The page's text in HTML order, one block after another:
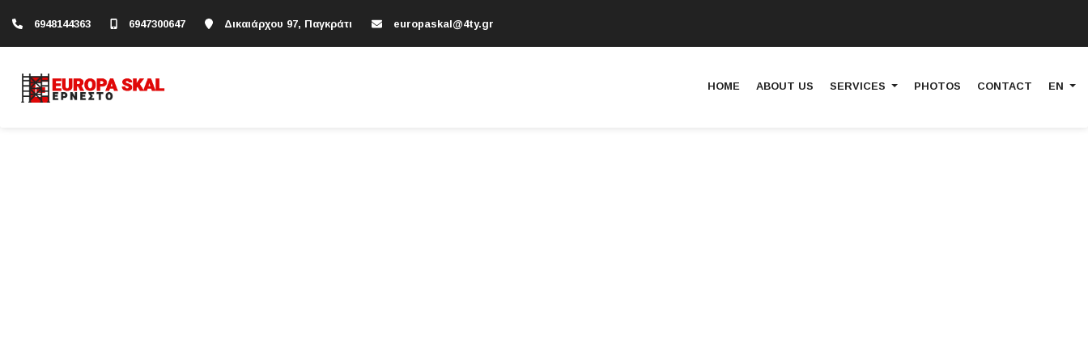
6948144363 6947300647 Δικαιάρχου 97, Παγκράτι europaskal@4ty.gr
HOME ABOUT US SERVICES PHOTOS CONTACT EN